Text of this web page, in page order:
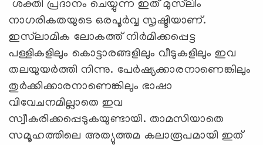
ശക്തി പ്രദാനം ചെയ്യുന്ന ഇത് മുസ്‍ലിം
നാഗരികതയുടെ ഒരപൂർവ്വ സൃഷ്ടിയാണ്.
ഇസ്‍ലാമിക ലോകത്ത് നിർമിക്കപ്പെട്ട
പള്ളികളിലും കൊട്ടാരങ്ങളിലും വീടുകളിലും ഇവ
തലയുയർത്തി നിന്നു. പേർഷ്യക്കാരനാണെങ്കിലും
തുർക്കിക്കാരനാണെങ്കിലും ഭാഷാ
വിവേചനമില്ലാതെ ഇവ
സ്വീകരിക്കപ്പെടുകയുണ്ടായി. താമസിയാതെ
സമൂഹത്തിലെ അത്യുത്തമ കലാരൂപമായി ഇത്